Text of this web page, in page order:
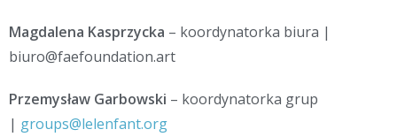
Magdalena Kasprzycka – koordynatorka biura |
biuro@faefoundation.art
Przemysław Garbowski – koordynatorka grup
| groups@lelenfant.org